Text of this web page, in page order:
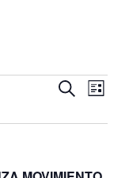
búsqueda
vistas
Buscar
vistas
Lista